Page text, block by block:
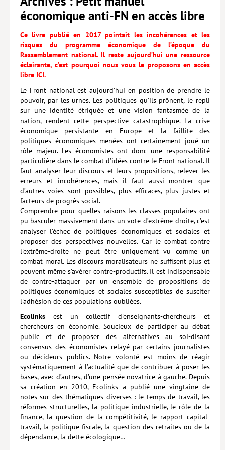
Lieux de…
MiMed
Mobilisations
Actes de colloque
>> Cavalier poche <<
>> Livres numériques <<
AUTEURS
PARTENARIATS
CORPORATE
Idées reçues – Corporate
Livres blancs
Hors collection
CONTACT
NEWSLETTER
POLITIQUE DE CONFIDENTIALITÉ
MENTIONS LÉGALES
POLITIQUE RELATIVE AUX COOKIES
économique anti-FN en accès libre
Ce livre publié en 2017 pointait les incohérences et les
risques du programme économique de l’époque du
Rassemblement national. Il reste aujourd’hui une ressource
éclairante, c’est pourquoi nous vous le proposons en accès
libre ICI.
Le Front national est aujourd’hui en position de prendre le
pouvoir, par les urnes. Les politiques qu’ils prônent, le repli
sur une identité étriquée et une vision fantasmée de la
nation, rendent cette perspective catastrophique. La crise
économique persistante en Europe et la faillite des
politiques économiques menées ont certainement joué un
rôle majeur. Les économistes ont donc une responsabilité
particulière dans le combat d’idées contre le Front national. Il
faut analyser leur discours et leurs propositions, relever les
erreurs et incohérences, mais il faut aussi montrer que
d’autres voies sont possibles, plus efficaces, plus justes et
facteurs de progrès social.
Comprendre pour quelles raisons les classes populaires ont
pu basculer massivement dans un vote d’extrême-droite, c’est
analyser l’échec de politiques économiques et sociales et
proposer des perspectives nouvelles. Car le combat contre
l’extrême-droite ne peut être uniquement vu comme un
combat moral. Les discours moralisateurs ne suffisent plus et
peuvent même s’avérer contre-productifs. Il est indispensable
de contre-attaquer par un ensemble de propositions de
politiques économiques et sociales susceptibles de susciter
l’adhésion de ces populations oubliées.
Ecolinks est un collectif d’enseignants-chercheurs et
chercheurs en économie. Soucieux de participer au débat
public et de proposer des alternatives au soi-disant
consensus des économistes relayé par certains journalistes
ou décideurs publics. Notre volonté est moins de réagir
systématiquement à l’actualité que de contribuer à poser les
bases, avec d’autres, d’une pensée novatrice à gauche. Depuis
sa création en 2010, Ecolinks a publié une vingtaine de
notes sur des thématiques diverses : le temps de travail, les
réformes structurelles, la politique industrielle, le rôle de la
finance, la question de la compétitivité, le rapport capital-
travail, la politique fiscale, la question des retraites ou de la
dépendance, la dette écologique…